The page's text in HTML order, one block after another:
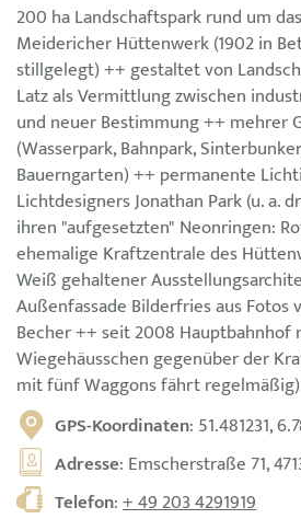
200 ha Landschaftspark rund um
Meidericher Hüttenwerk (1902 in
stillgelegt) ++ gestaltet von
Latz als Vermittlung zwischen
und neuer Bestimmung ++ mehrer
(Wasserpark, Bahnpark,
Bauerngarten) ++ permanente
Lichtdesigners Jonathan Park (u. a.
ihren "aufgesetzten" Neonringen:
ehemalige Kraftzentrale des
Weiß gehaltener
Außenfassade Bilderfries aus Fotos
Becher ++ seit 2008 Hauptbahnhof
Wiegehäusschen gegenüber der
mit fünf Waggons fährt
GPS-Koordinaten: 51.481231,
Adresse: Emscherstraße 71,
Telefon:+ 49 203 4291919